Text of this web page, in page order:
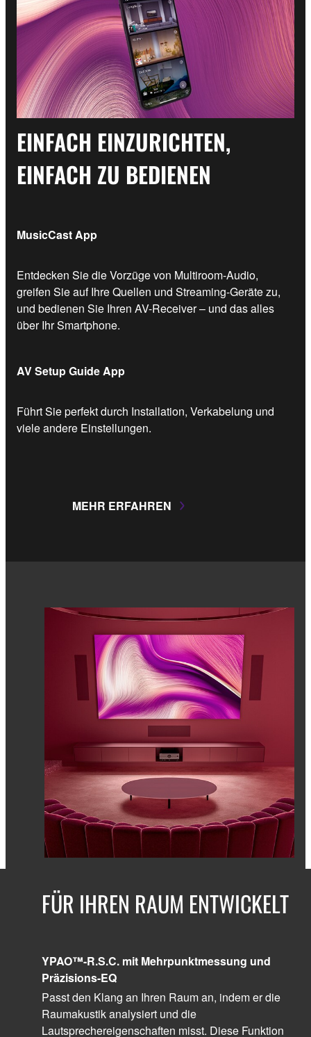
EINFACH EINZURICHTEN,
EINFACH ZU BEDIENEN
MusicCast App
Entdecken Sie die Vorzüge von Multiroom-Audio,
greifen Sie auf Ihre Quellen und Streaming-Geräte zu,
und bedienen Sie Ihren AV-Receiver – und das alles
über Ihr Smartphone.
AV Setup Guide App
Führt Sie perfekt durch Installation, Verkabelung und
viele andere Einstellungen.
MEHR ERFAHREN
FÜR IHREN RAUM ENTWICKELT
YPAO™-R.S.C. mit Mehrpunktmessung und
Präzisions-EQ
Passt den Klang an Ihren Raum an, indem er die
Raumakustik analysiert und die
Lautsprechereigenschaften misst. Diese Funktion